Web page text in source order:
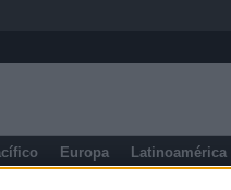
Europa Latinoamérica